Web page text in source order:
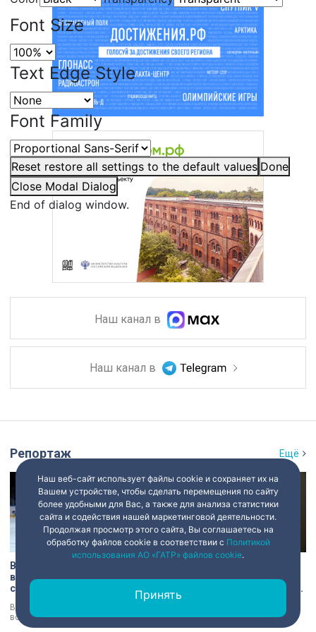
Font Size
Text Edge Style
Font Family
Reset restore all settings to the default values Done
Close Modal Dialog
End of dialog window.
Наш канал в
Наш канал в
Репортаж Ещё
В Петербурге проходит
всероссийский турнир по
следж-хоккею
В Санкт-Петербурге проходит
всероссийский турнир по следж-
хоккею. Призёры получат не
предприятие, которое
производит экипировку для
спортсменов
предпринимателей, чей бизнес
пострадал от крупных пожаров на
Наш веб-сайт использует файлы cookie и сохраняет их на
Вашем устройстве, чтобы сделать перемещения по сайту
более удобными для Вас, а также для анализа статистики
сайта и содействия нашей маркетинговой деятельности.
Продолжая просмотр этого сайта, Вы соглашаетесь на
обработку файлов cookie в соответствии с Политикой
использования АО «ГАТР» файлов cookie.
Принять